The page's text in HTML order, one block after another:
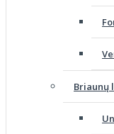
Briaunų